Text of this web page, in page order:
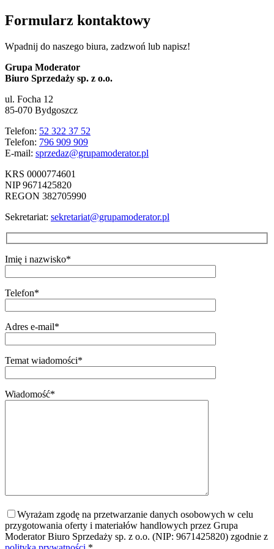
Formularz kontaktowy
Wpadnij do naszego biura, zadzwoń lub napisz!
Grupa Moderator
Biuro Sprzedaży sp. z o.o.
ul. Focha 12
85-070 Bydgoszcz
Telefon: 52 322 37 52
Telefon: 796 909 909
E-mail: sprzedaz@grupamoderator.pl
KRS 0000774601
NIP 9671425820
REGON 382705990
Sekretariat: sekretariat@grupamoderator.pl
Imię i nazwisko*
Telefon*
Adres e-mail*
Temat wiadomości*
Wiadomość*
Wyrażam zgodę na przetwarzanie danych osobowych w celu
przygotowania oferty i materiałów handlowych przez Grupa
Moderator Biuro Sprzedaży sp. z o.o. (NIP: 9671425820) zgodnie z